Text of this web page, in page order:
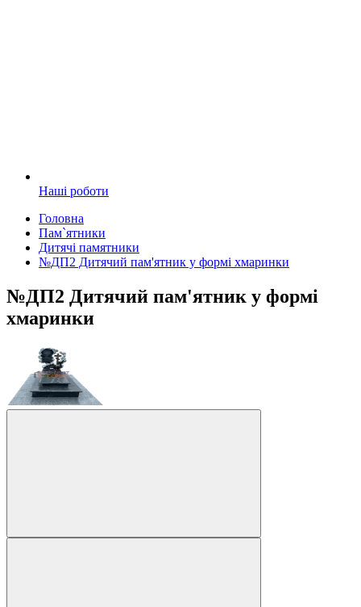
Наші роботи
Головна
Пам`ятники
Дитячі памятники
№ДП2 Дитячий пам'ятник у формі хмаринки
№ДП2 Дитячий пам'ятник у формі
хмаринки